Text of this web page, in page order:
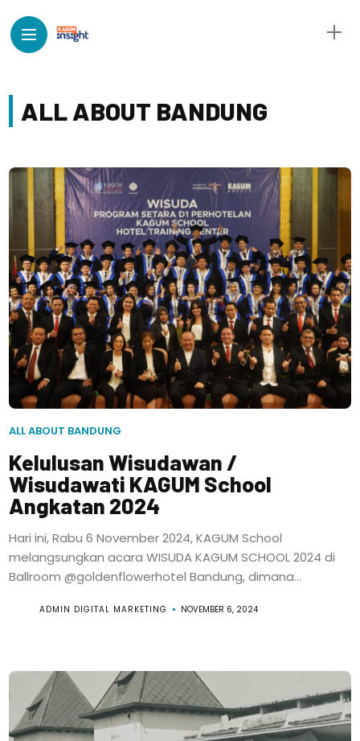
ALL ABOUT BANDUNG
ALL ABOUT BANDUNG
Kelulusan Wisudawan /
Wisudawati KAGUM School
Angkatan 2024
Hari ini, Rabu 6 November 2024, KAGUM School
melangsungkan acara WISUDA KAGUM SCHOOL 2024 di
Ballroom @goldenflowerhotel Bandung, dimana...
ADMIN DIGITAL MARKETING NOVEMBER 6, 2024